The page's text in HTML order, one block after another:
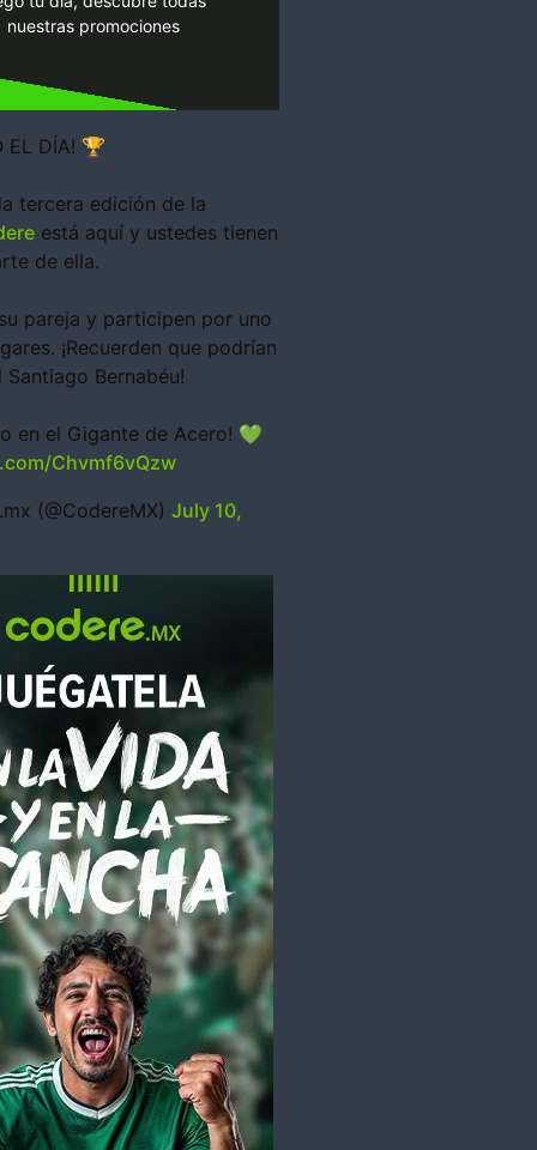
nuestras promociones
nosotros!
EL DÍA! 🏆
tercera edición de la
está aquí y ustedes tienen
de ella.
pareja y participen por uno
¡Recuerden que podrían
Bernabéu!
en el Gigante de Acero! 💚
Chvmf6vQzw
(@CodereMX) July 10,